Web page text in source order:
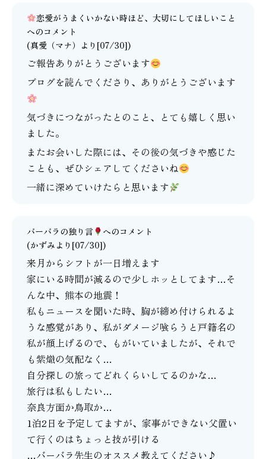
恋愛がうまくいかない時ほど、大切にしてほしいこと
へのコメント
(真愛（マナ） より[07/30])
ご報告ありがとうございます
ブログを読んでくださり、ありがとうございます
気づきにつながったとのこと、とても嬉しく思い
ました。
またお会いした際には、その後の気づきや感じた
ことも、ぜひシェアしてくださいね
一緒に深めていけたらと思います
バーバラの独り言
へのコメント
(かずみより[07/30])
来月からシフトが一日増えます
家にいる時間が減るので少しホッとしてます…そ
んな中、熊本の地震！
私もニュースを聞いた時、胸が締め付けられるよ
うな感覚があり、私がダメージ喰らうと戸籍名の
私が顔上げるので、もがいていましたが、それで
も紫熾の気配なく…
自分探しの旅ってどれくらいしてるのかな…
旅行は私もしたい…
奈良方面か鳥取か…
1泊2日を予定してますが、家事ができない父置い
て行くのはちょっと技が引ける
…バーバラ先生のオススメ教えてください♪